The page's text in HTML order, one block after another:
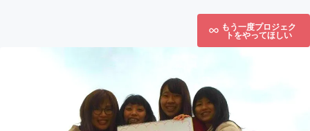
もう一度プロジェク
トをやってほしい